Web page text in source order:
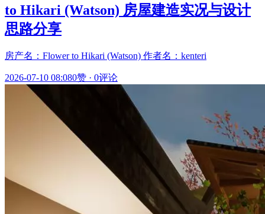
to Hikari (Watson) 房屋建造实况与设计
思路分享
房产名：Flower to Hikari (Watson) 作者名：kenteri
2026-07-10 08:080赞 · 0评论